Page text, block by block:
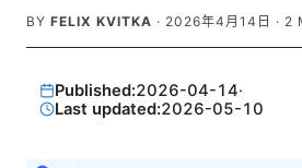
BY FELIX KVITKA · 2026年4月14日 · 2
Published:2026-04-14·
Last updated:2026-05-10